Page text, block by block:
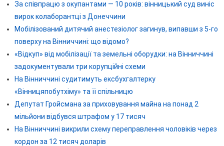
За співпрацю з окупантами — 10 років: вінницький суд виніс
вирок колаборантці з Донеччини
Мобілізований дитячий анестезіолог загинув, випавши з 5-го
поверху на Вінниччині: що відомо?
«Відкуп» від мобілізації та земельні оборудки: на Вінниччині
задокументували три корупційні схеми
На Вінниччині судитимуть ексбухгалтерку
«Вінницяпобутхіму» та її спільницю
Депутат Гройсмана за приховування майна на понад 2
мільйони відбувся штрафом у 17 тисяч
На Вінниччині викрили схему переправлення чоловіків через
кордон за 12 тисяч доларів